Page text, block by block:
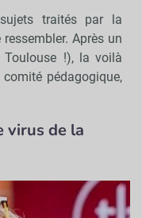
traités par la
Après un
Toulouse !), la voilà
pédagogique,
virus de la